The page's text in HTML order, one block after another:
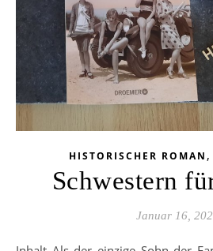
HISTORISCHER ROMAN ,
Schwestern
Januar 16,